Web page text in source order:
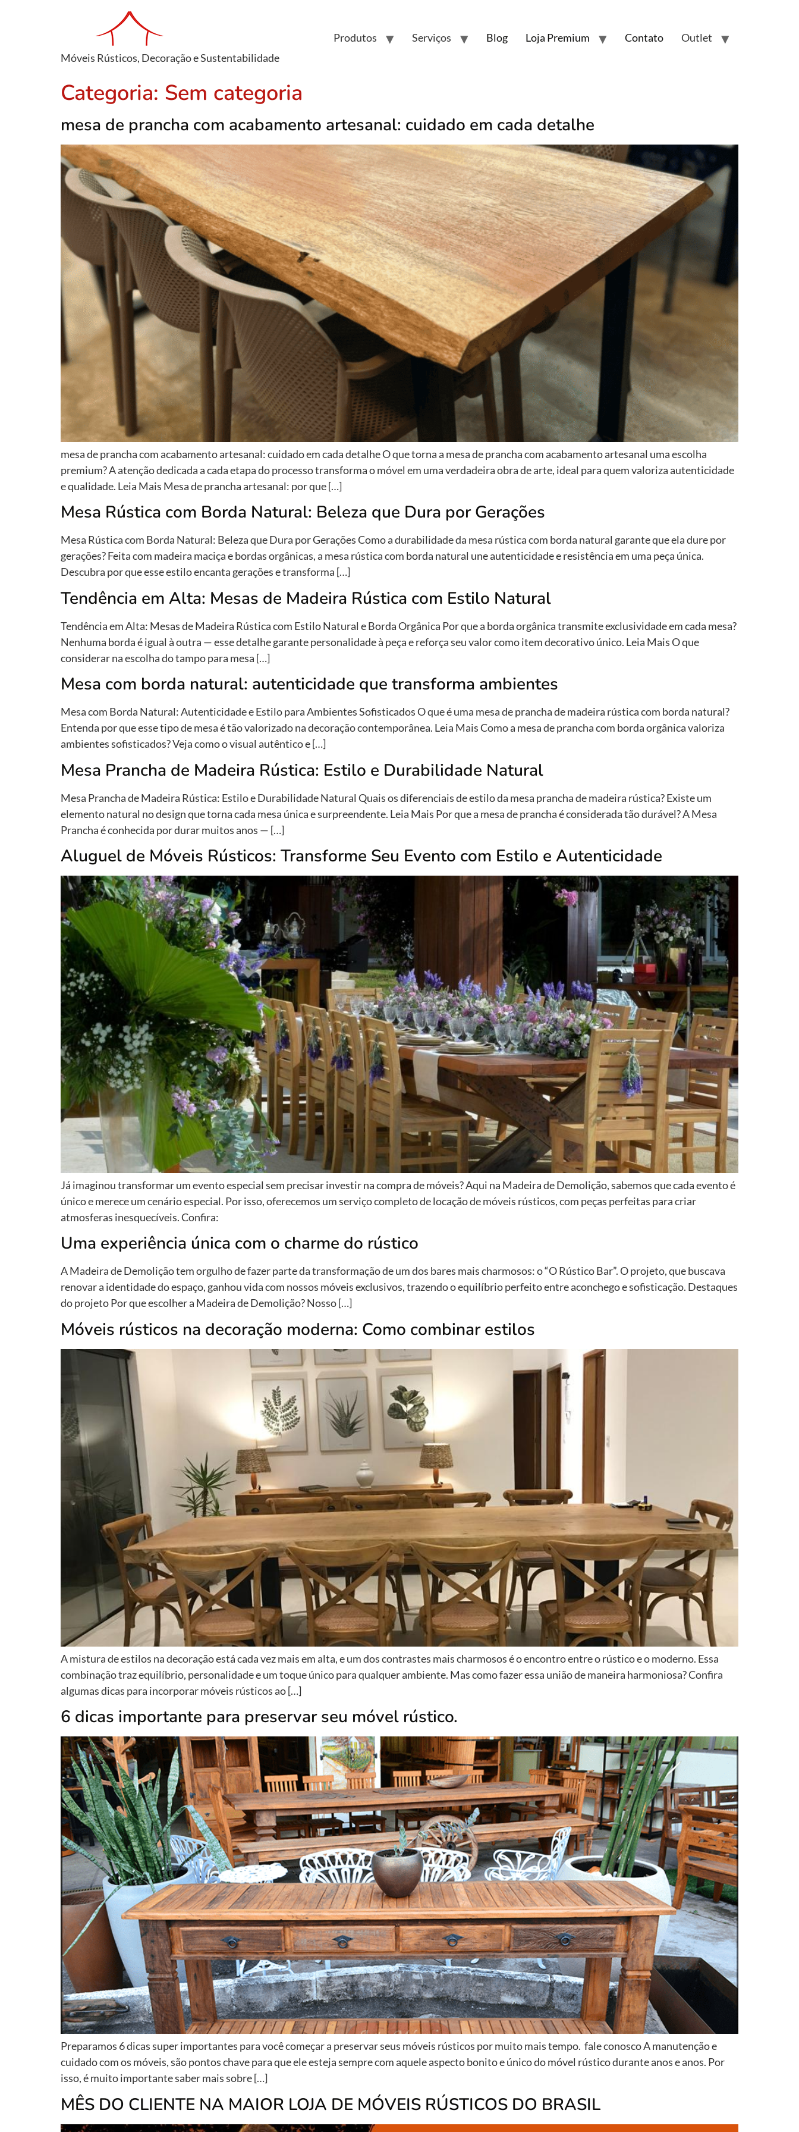
Móveis Rústicos, Decoração e Sustentabilidade
Produtos Serviços Blog Loja Premium Contato Outlet
Categoria: Sem categoria
mesa de prancha com acabamento artesanal: cuidado em cada detalhe
mesa de prancha com acabamento artesanal: cuidado em cada detalhe O que torna a mesa de prancha com acabamento artesanal uma escolha
premium? A atenção dedicada a cada etapa do processo transforma o móvel em uma verdadeira obra de arte, ideal para quem valoriza autenticidade
e qualidade. Leia Mais Mesa de prancha artesanal: por que […]
Mesa Rústica com Borda Natural: Beleza que Dura por Gerações
Mesa Rústica com Borda Natural: Beleza que Dura por Gerações Como a durabilidade da mesa rústica com borda natural garante que ela dure por
gerações? Feita com madeira maciça e bordas orgânicas, a mesa rústica com borda natural une autenticidade e resistência em uma peça única.
Descubra por que esse estilo encanta gerações e transforma […]
Tendência em Alta: Mesas de Madeira Rústica com Estilo Natural
Tendência em Alta: Mesas de Madeira Rústica com Estilo Natural e Borda Orgânica Por que a borda orgânica transmite exclusividade em cada mesa?
Nenhuma borda é igual à outra — esse detalhe garante personalidade à peça e reforça seu valor como item decorativo único. Leia Mais O que
considerar na escolha do tampo para mesa […]
Mesa com borda natural: autenticidade que transforma ambientes
Mesa com Borda Natural: Autenticidade e Estilo para Ambientes Sofisticados O que é uma mesa de prancha de madeira rústica com borda natural?
Entenda por que esse tipo de mesa é tão valorizado na decoração contemporânea. Leia Mais Como a mesa de prancha com borda orgânica valoriza
ambientes sofisticados? Veja como o visual autêntico e […]
Mesa Prancha de Madeira Rústica: Estilo e Durabilidade Natural
Mesa Prancha de Madeira Rústica: Estilo e Durabilidade Natural Quais os diferenciais de estilo da mesa prancha de madeira rústica? Existe um
elemento natural no design que torna cada mesa única e surpreendente. Leia Mais Por que a mesa de prancha é considerada tão durável? A Mesa
Prancha é conhecida por durar muitos anos — […]
Aluguel de Móveis Rústicos: Transforme Seu Evento com Estilo e Autenticidade
Já imaginou transformar um evento especial sem precisar investir na compra de móveis? Aqui na Madeira de Demolição, sabemos que cada evento é
único e merece um cenário especial. Por isso, oferecemos um serviço completo de locação de móveis rústicos, com peças perfeitas para criar
atmosferas inesquecíveis. Confira:
Uma experiência única com o charme do rústico
A Madeira de Demolição tem orgulho de fazer parte da transformação de um dos bares mais charmosos: o “O Rústico Bar”. O projeto, que buscava
renovar a identidade do espaço, ganhou vida com nossos móveis exclusivos, trazendo o equilíbrio perfeito entre aconchego e sofisticação. Destaques
do projeto Por que escolher a Madeira de Demolição? Nosso […]
Móveis rústicos na decoração moderna: Como combinar estilos
A mistura de estilos na decoração está cada vez mais em alta, e um dos contrastes mais charmosos é o encontro entre o rústico e o moderno. Essa
combinação traz equilíbrio, personalidade e um toque único para qualquer ambiente. Mas como fazer essa união de maneira harmoniosa? Confira
algumas dicas para incorporar móveis rústicos ao […]
6 dicas importante para preservar seu móvel rústico.
Preparamos 6 dicas super importantes para você começar a preservar seus móveis rústicos por muito mais tempo. fale conosco A manutenção e
cuidado com os móveis, são pontos chave para que ele esteja sempre com aquele aspecto bonito e único do móvel rústico durante anos e anos. Por
isso, é muito importante saber mais sobre […]
MÊS DO CLIENTE NA MAIOR LOJA DE MÓVEIS RÚSTICOS DO BRASIL